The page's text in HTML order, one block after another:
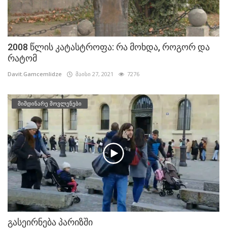
2008 წლის კატასტროფა: რა მოხდა, როგორ და
რატომ
Davit.Gamcemlidze მაისი 27, 2021 7276
მიმდინარე მოვლენები
გასეირნება პარიზში